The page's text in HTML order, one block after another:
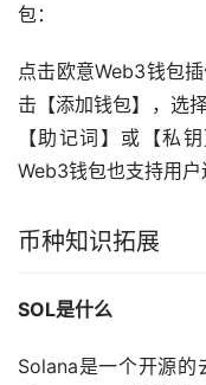
包：
点击欧意Web3钱包
击【添加钱包】，选
【助记词】或【私
Web3钱包也支持用户
币种知识拓展
SOL是什么
Solana是一个开源的